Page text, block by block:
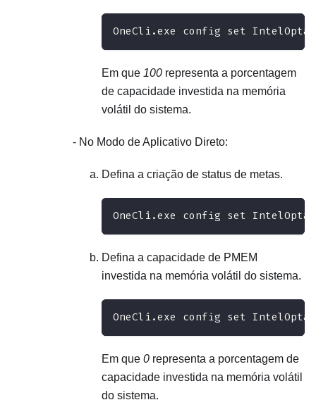
OneCli.exe config set
Em que 100 representa a porcentagem
de capacidade investida na memória
volátil do sistema.
No Modo de Aplicativo Direto:
Defina a criação de status de metas.
OneCli.exe config set
Defina a capacidade de PMEM
investida na memória volátil do sistema.
OneCli.exe config set
Em que 0 representa a porcentagem de
capacidade investida na memória volátil
do sistema.